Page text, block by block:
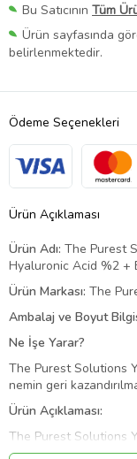
Bu Satıcının Tüm
Ürün sayfasında
belirlenmektedir.
Ödeme Seçenekleri
Ürün Açıklaması
Ürün Adı: The Purest
Hyaluronic Acid %2 +
Ürün Markası: The
Ambalaj ve Boyut
Ne İşe Yarar?
The Purest Solutions
nemin geri
Ürün Açıklaması:
The Purest Solutions
%2 + B5 içeriği ile